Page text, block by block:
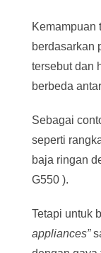
Kemampuan
berdasarkan
tersebut dan
berbeda
Sebagai
seperti
baja ringan
G550 ).
Tetapi untuk
appliances”